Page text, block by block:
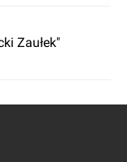
Zaułek"